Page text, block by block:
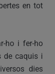
en tot
ho i fer-ho
de caquis i
dies